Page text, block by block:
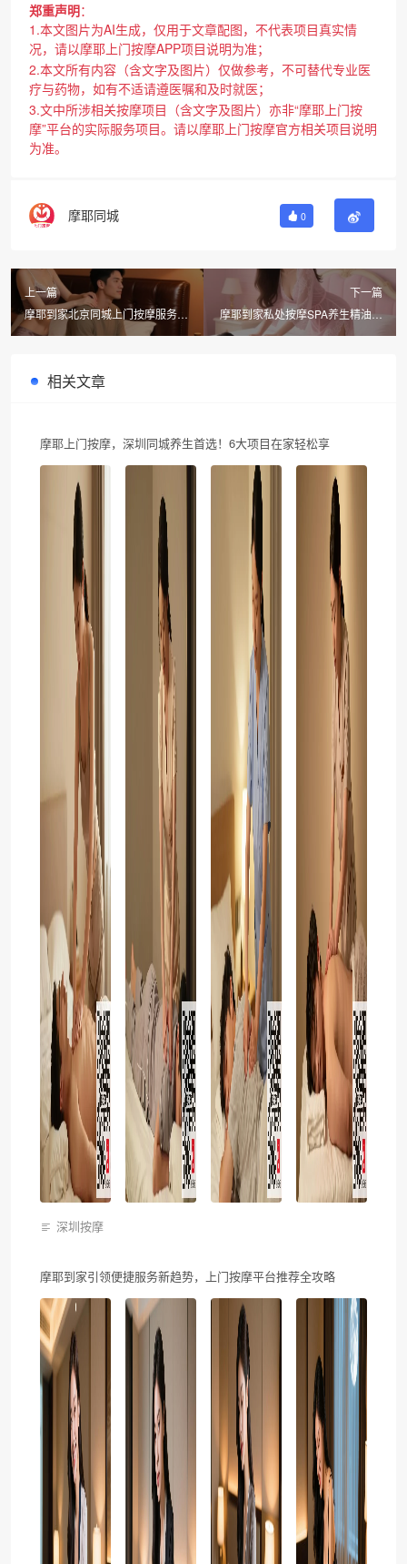
郑重声明：
1.本文图片为AI生成，仅用于文章配图，不代表项目真实情
况，请以摩耶上门按摩APP项目说明为准；
2.本文所有内容（含文字及图片）仅做参考，不可替代专业医
疗与药物，如有不适请遵医嘱和及时就医；
3.文中所涉相关按摩项目（含文字及图片）亦非“摩耶上门按
摩”平台的实际服务项目。请以摩耶上门按摩官方相关项目说明
为准。
摩耶同城 0
上一篇
摩耶到家北京同城上门按摩服务，
精油推拿油体验更舒适
下一篇
摩耶到家私处按摩SPA养生精油，
北京同城上门享受全身精华液护理
相关文章
摩耶上门按摩，深圳同城养生首选！6大项目在家轻松享
深圳按摩
摩耶到家引领便捷服务新趋势，上门按摩平台推荐全攻略